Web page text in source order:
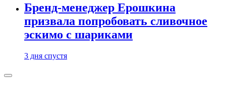
Бренд-менеджер Ерошкина
призвала попробовать сливочное
эскимо с шариками
3 дня спустя